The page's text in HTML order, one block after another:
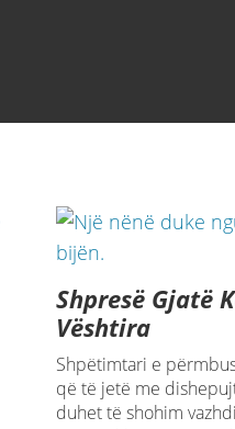
Shpresë Gjatë
Vështira
Shpëtimtari e
që të jetë me
duhet të shohim